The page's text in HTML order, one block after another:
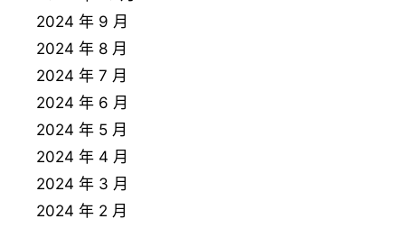
2024 年 9 月
2024 年 8 月
2024 年 7 月
2024 年 6 月
2024 年 5 月
2024 年 4 月
2024 年 3 月
2024 年 2 月